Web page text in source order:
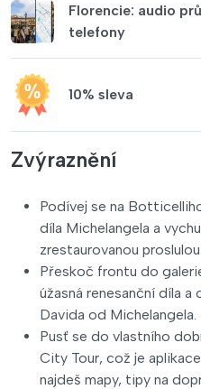
Florencie: audio
telefony
10% sleva
Zvýraznění
Podívej se na
díla Michelangela a
zrestaurovanou
Přeskoč frontu do
úžasná renesanční díla
Davida od Michelangela.
Pusť se do vlastního
City Tour, což je
najdeš mapy, tipy na